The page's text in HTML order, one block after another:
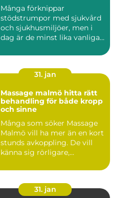
Många förknippar
stödstrumpor med sjukvård
och sjukhusmiljöer, men i
dag är de minst lika vanliga
31. jan
Massage malmö hitta rätt
behandling för både kropp
och sinne
Många som söker Massage
Malmö vill ha mer än en kort
stunds avkoppling. De vill
känna sig rörligare,...
31. jan